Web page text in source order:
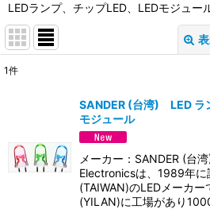
LEDランプ、チップLED、LEDモジュー
絞り込む
1件
SANDER (台湾) LED
モジュール
メーカー：SANDER (台
Electronicsは、1989年に
(TAIWAN)のLEDメーカ
(YILAN)に工場があり